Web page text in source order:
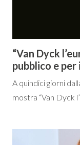
“Van Dyck
pubblico e
A quindici giorni
mostra “Van Dyck